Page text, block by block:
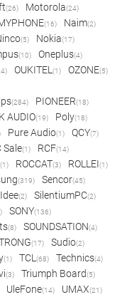
(26) Motorola(24)
(16) Naim(2)
(5) Nokia(17)
(10) Oneplus(4)
OUKITEL (1) OZONE(5)
(284) PIONEER(18)
AUDIO(19) Poly(18)
Pure Audio(1) QCY(7)
Sale(1) RCF(14)
(1) ROCCAT(3) ROLLEI(1)
(319) Sencor(45)
(2) SilentiumPC(2)
SONY(136)
(8) SOUNDSATION(4)
(17) Sudio(2)
(1) TCL (68) Technics(4)
(3) Triumph Board(5)
UleFone(14) UMAX(21)